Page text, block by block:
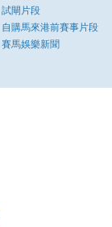
試閘片段
自購馬來港前賽事片段
賽馬娛樂新聞